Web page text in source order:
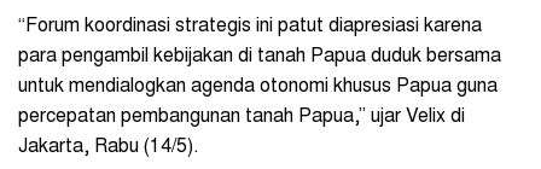
“Forum koordinasi strategis ini patut diapresiasi karena
para pengambil kebijakan di tanah Papua duduk bersama
untuk mendialogkan agenda otonomi khusus Papua guna
percepatan pembangunan tanah Papua,” ujar Velix di
Jakarta, Rabu (14/5).